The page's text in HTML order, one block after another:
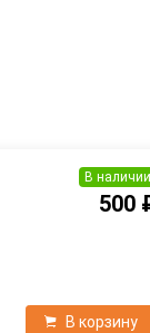
В наличии
500
В корзину